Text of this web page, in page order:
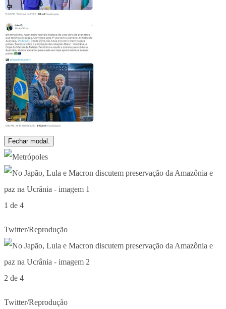
Fechar modal.
1 de 4
Twitter/Reprodução
2 de 4
Twitter/Reprodução